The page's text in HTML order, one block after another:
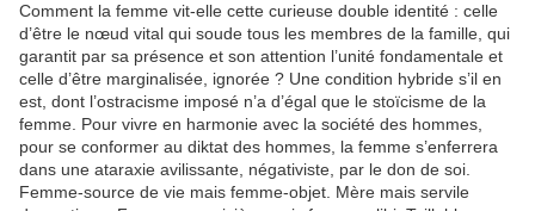
Comment la femme vit-elle cette curieuse double identité : celle
d’être le nœud vital qui soude tous les membres de la famille, qui
garantit par sa présence et son attention l’unité fondamentale et
celle d’être marginalisée, ignorée ? Une condition hybride s’il en
est, dont l’ostracisme imposé n’a d’égal que le stoïcisme de la
femme. Pour vivre en harmonie avec la société des hommes,
pour se conformer au diktat des hommes, la femme s’enferrera
dans une ataraxie avilissante, négativiste, par le don de soi.
Femme-source de vie mais femme-objet. Mère mais servile